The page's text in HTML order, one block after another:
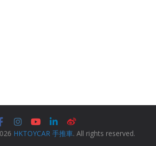
HKTOYCAR 手推車. All rights reserved.